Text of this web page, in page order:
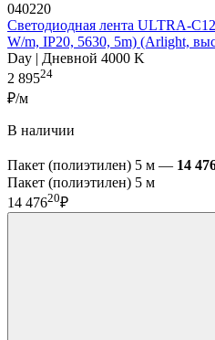
040220
Светодиодная лента ULTRA-
W/m, IP20, 5630, 5m) (Arlight,
Day | Дневной 4000 K
2 89524
₽/м
В наличии
Пакет (полиэтилен) 5 м — 14
Пакет (полиэтилен) 5 м
14 47620₽